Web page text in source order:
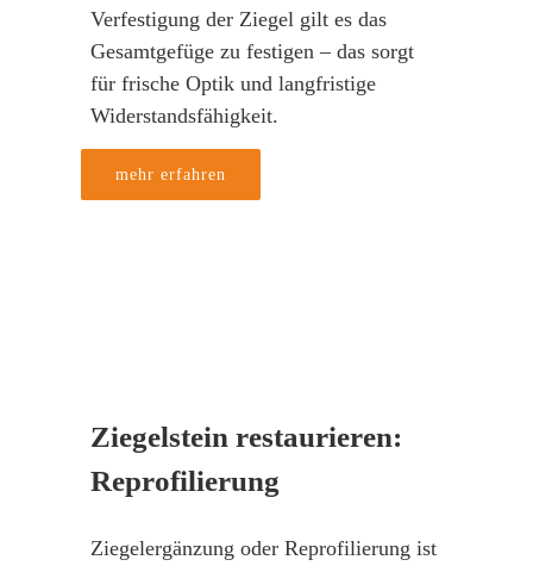
Verfestigung der Ziegel gilt es das
Gesamtgefüge zu festigen – das sorgt
für frische Optik und langfristige
Widerstandsfähigkeit.
mehr erfahren
Ziegelstein restaurieren:
Reprofilierung
Ziegelergänzung oder Reprofilierung ist